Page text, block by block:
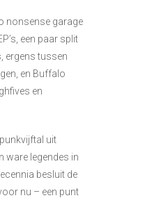
nonsense garage
een paar split
ergens tussen
en Buffalo
en
uit
ware legendes in
besluit de
nu – een punt